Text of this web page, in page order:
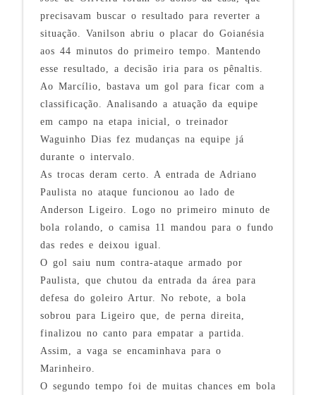
precisavam buscar o resultado para reverter a
situação. Vanilson abriu o placar do Goianésia
aos 44 minutos do primeiro tempo. Mantendo
esse resultado, a decisão iria para os pênaltis.
Ao Marcílio, bastava um gol para ficar com a
classificação. Analisando a atuação da equipe
em campo na etapa inicial, o treinador
Waguinho Dias fez mudanças na equipe já
durante o intervalo.
As trocas deram certo. A entrada de Adriano
Paulista no ataque funcionou ao lado de
Anderson Ligeiro. Logo no primeiro minuto de
bola rolando, o camisa 11 mandou para o fundo
das redes e deixou igual.
O gol saiu num contra-ataque armado por
Paulista, que chutou da entrada da área para
defesa do goleiro Artur. No rebote, a bola
sobrou para Ligeiro que, de perna direita,
finalizou no canto para empatar a partida.
Assim, a vaga se encaminhava para o
Marinheiro.
O segundo tempo foi de muitas chances em bola